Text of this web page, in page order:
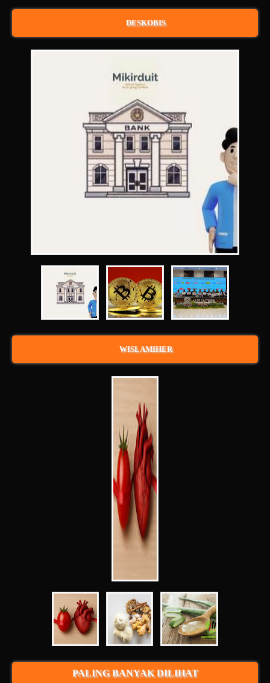
DESKOBIS
WISLAMIHER
PALING BANYAK DILIHAT